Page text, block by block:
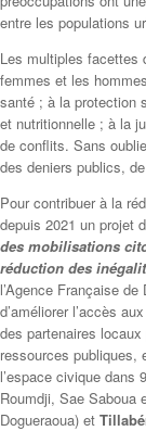
entre les populations
Les multiples facettes
femmes et les
santé ; à la protection
et nutritionnelle ; à la
de conflits. Sans
des deniers publics,
Pour contribuer à la
depuis 2021 un projet
des mobilisations
réduction des
l’Agence Française
d’améliorer l’accès
des partenaires
ressources publiques,
l’espace civique dans
Roumdji, Sae Saboua
Dogueraoua) et